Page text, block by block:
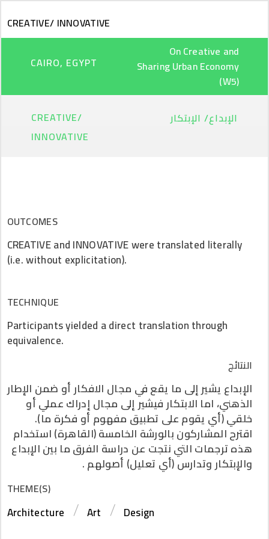
Skip to main content
CREATIVE/ INNOVATIVE
CAIRO, EGYPT
On Creative and
Sharing Urban Economy
(W5)
CREATIVE/
INNOVATIVE
الإبداع/ الإبتكار
OUTCOMES
CREATIVE and INNOVATIVE were translated literally
(i.e. without explicitation).
TECHNIQUE
Participants yielded a direct translation through
equivalence.
النتائج
الإبداع يشير إلى ما يقع في مجال الافكار أو ضمن الإطار
الذهني، اما الابتكار فيشير إلى مجال إدراك عملي أو
خلقي (أي يقوم على تطبيق مفهوم أو فكرة ما).
اقترح المشاركون بالورشة الخامسة (القاهرة) استخدام
هذه ترجمات التي نتجت عن دراسة الفرق ما بين الإبداع
والإبتكار وتدارس (أي تعليل) أصولهم .
THEME(S)
Architecture Art Design